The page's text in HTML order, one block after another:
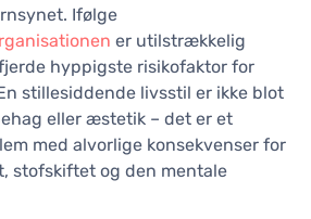
Ifølge
er utilstrækkelig
hyppigste risikofaktor for
stillesiddende livsstil er ikke blot
eller æstetik – det er et
med alvorlige konsekvenser for
stofskiftet og den mentale